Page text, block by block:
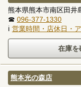
熊本県熊本市南区田井
☎ 096-377-1330
ℹ 営業時間・店休日・
熊本光の森店